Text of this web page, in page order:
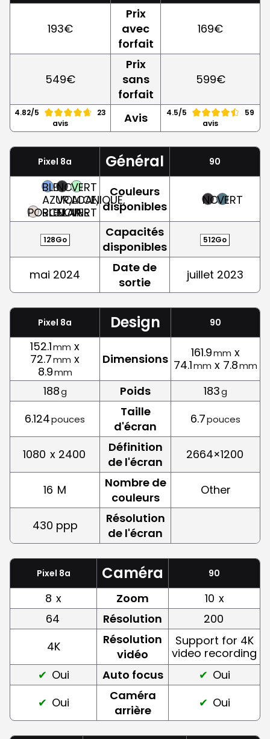
193€
Prix
avec
forfait
169€
549€
Prix
sans
forfait
599€
4.82/5
23
avis
Avis 4.5/5
59
avis
Pixel 8a Général 90
PORCELAINE
BLEU
AZUR,
BLEU
NOIR
VOLCANIQUE,
NOIR
VERT
ALOE,
VERT
Couleurs
disponibles
NOIRVERT
128Go
Capacités
disponibles
512Go
mai 2024
Date de
sortie
juillet 2023
Pixel 8a Design 90
152.1mm x
72.7mm x
8.9mm
Dimensions 161.9mm x
74.1mm x 7.8mm
188g Poids 183g
6.124pouces
Taille
d'écran
6.7pouces
1080 x 2400
Définition
de l'écran
2664×1200
16 M
Nombre de
couleurs
Other
430 ppp
Résolution
de l'écran
Pixel 8a Caméra 90
8 x Zoom 10 x
64
Résolution
200
4K
Résolution
vidéo
Support for 4K
video recording
Oui
Auto focus
Oui
Oui
Caméra
arrière
Oui